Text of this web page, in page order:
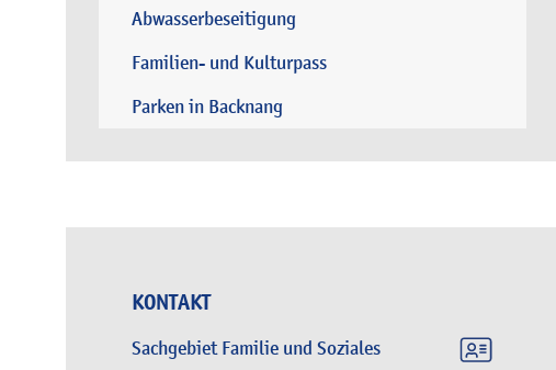
Abwasserbeseitigung
Familien- und Kulturpass
Parken in Backnang
KONTAKT
Sachgebiet Familie und Soziales